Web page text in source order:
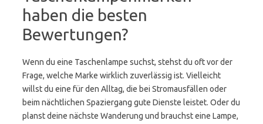
haben die besten
Bewertungen?
Wenn du eine Taschenlampe suchst, stehst du oft vor der
Frage, welche Marke wirklich zuverlässig ist. Vielleicht
willst du eine für den Alltag, die bei Stromausfällen oder
beim nächtlichen Spaziergang gute Dienste leistet. Oder du
planst deine nächste Wanderung und brauchst eine Lampe,